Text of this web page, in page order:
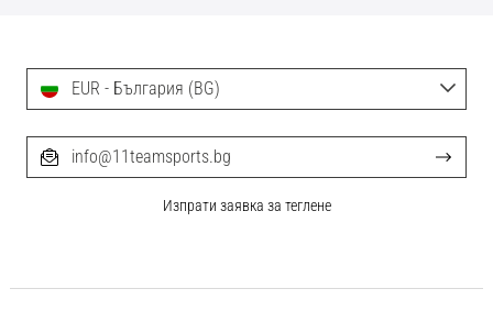
EUR - България (BG)
info@11teamsports.bg
Изпрати заявка за теглене